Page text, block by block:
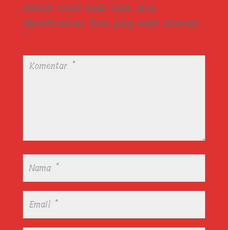
Alamat email Anda tidak akan
dipublikasikan. Ruas yang wajib ditandai
*